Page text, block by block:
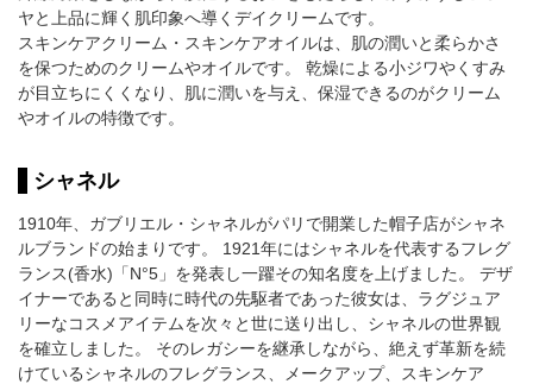
ヤと上品に輝く肌印象へ導くデイクリームです。
スキンケアクリーム・スキンケアオイルは、肌の潤いと柔らかさ
を保つためのクリームやオイルです。 乾燥による小ジワやくすみ
が目立ちにくくなり、肌に潤いを与え、保湿できるのがクリーム
やオイルの特徴です。
シャネル
1910年、ガブリエル・シャネルがパリで開業した帽子店がシャネ
ルブランドの始まりです。 1921年にはシャネルを代表するフレグ
ランス(香水)「N°5」を発表し一躍その知名度を上げました。 デザ
イナーであると同時に時代の先駆者であった彼女は、ラグジュア
リーなコスメアイテムを次々と世に送り出し、シャネルの世界観
を確立しました。 そのレガシーを継承しながら、絶えず革新を続
けているシャネルのフレグランス、メークアップ、スキンケア